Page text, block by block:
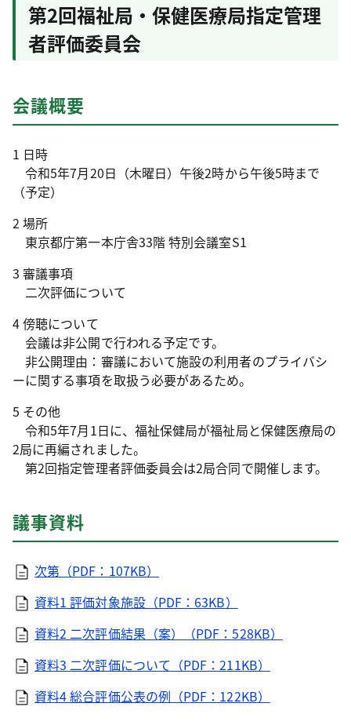
第2回福祉局・保健医療局指定管理
者評価委員会
会議概要
1 日時
令和5年7月20日（木曜日）午後2時から午後5時まで
（予定）
2 場所
東京都庁第一本庁舎33階 特別会議室S1
3 審議事項
二次評価について
4 傍聴について
会議は非公開で行われる予定です。
非公開理由：審議において施設の利用者のプライバシ
ーに関する事項を取扱う必要があるため。
5 その他
令和5年7月1日に、福祉保健局が福祉局と保健医療局の
2局に再編されました。
第2回指定管理者評価委員会は2局合同で開催します。
議事資料
次第（PDF：107KB）
資料1 評価対象施設（PDF：63KB）
資料2 二次評価結果（案）（PDF：528KB）
資料3 二次評価について（PDF：211KB）
資料4 総合評価公表の例（PDF：122KB）